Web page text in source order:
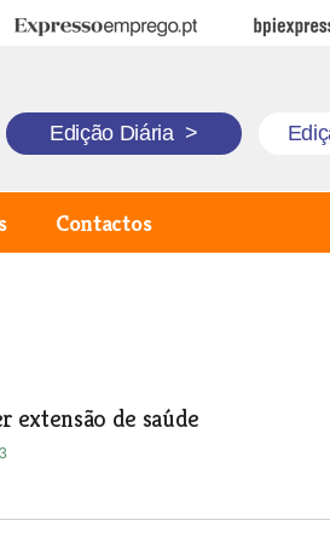
Expresso Emprego BPI
Edição Diária >
Contactos
extensão de saúde